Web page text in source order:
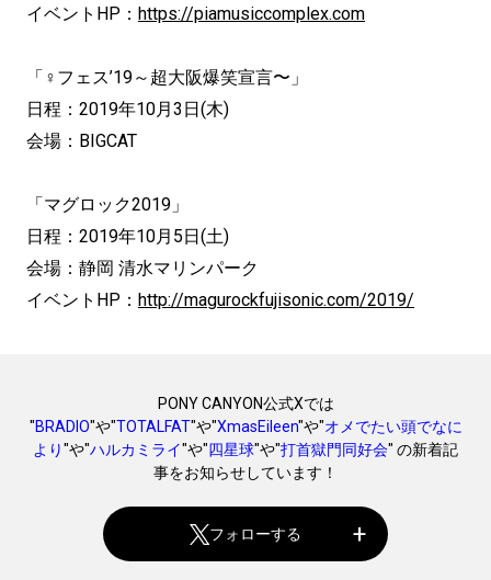
イベントHP： https://piamusiccomplex.com
「♀フェス’19～超大阪爆笑宣言〜」
日程：2019年10月3日(木)
会場：BIGCAT
「マグロック2019」
日程：2019年10月5日(土)
会場：静岡 清水マリンパーク
イベントHP： http://magurockfujisonic.com/2019/
PONY CANYON公式Xでは
"BRADIO"や"TOTALFAT"や"XmasEileen"や"オメでたい頭でなに
より"や"ハルカミライ"や"四星球"や"打首獄門同好会" の新着記
事をお知らせしています！
フォローする